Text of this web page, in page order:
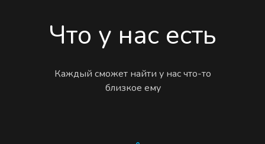
Что у нас есть
Каждый сможет найти у нас что-то
близкое ему